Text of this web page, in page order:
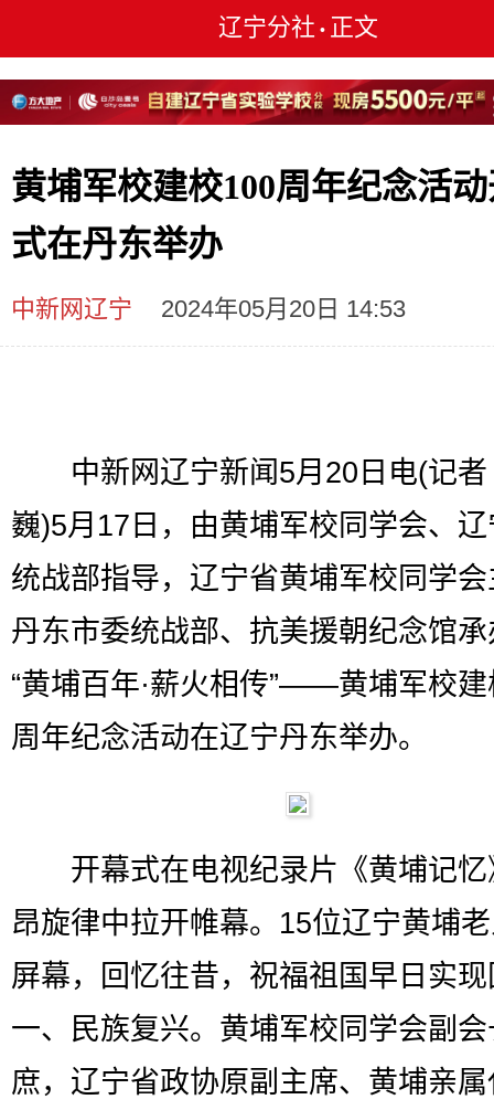
辽宁分社 • 正文
黄埔军校建校100周年纪念活
式在丹东举办
中新网辽宁 2024年05月20日 14:53
中新网辽宁新闻5月20日电(记者
巍)5月17日，由黄埔军校同学会、
统战部指导，辽宁省黄埔军校同学
丹东市委统战部、抗美援朝纪念馆
“黄埔百年·薪火相传”——黄埔军校
周年纪念活动在辽宁丹东举办。
开幕式在电视纪录片《黄埔记忆
昂旋律中拉开帷幕。15位辽宁黄埔
屏幕，回忆往昔，祝福祖国早日实
一、民族复兴。黄埔军校同学会副
庶，辽宁省政协原副主席、黄埔亲